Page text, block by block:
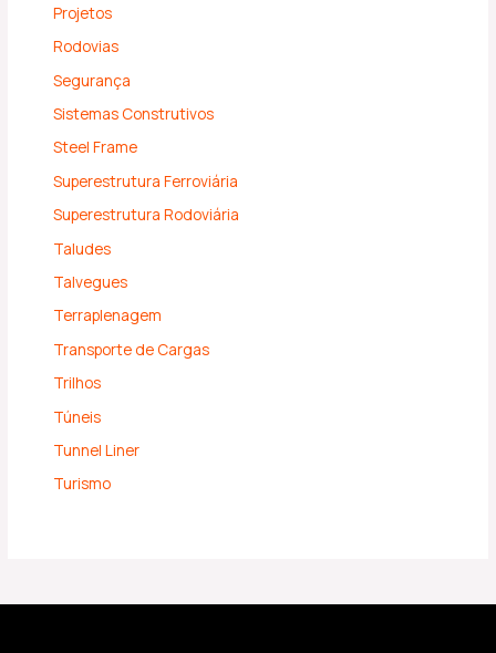
Projetos
Rodovias
Segurança
Sistemas Construtivos
Steel Frame
Superestrutura Ferroviária
Superestrutura Rodoviária
Taludes
Talvegues
Terraplenagem
Transporte de Cargas
Trilhos
Túneis
Tunnel Liner
Turismo